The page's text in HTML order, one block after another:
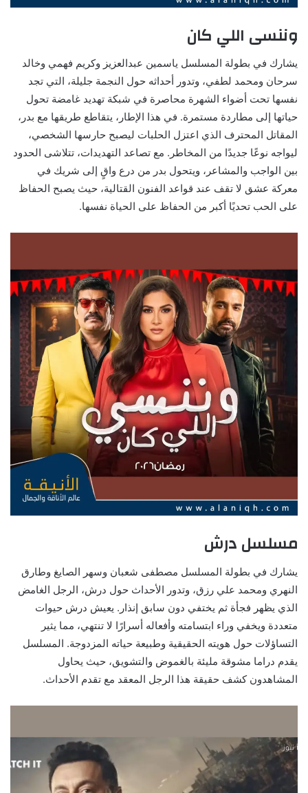
وننسى اللي كان
يشارك في بطولة المسلسل ياسمين عبدالعزيز وكريم فهمي وخالد
سرحان ومحمد لطفي، وتدور أحداثه حول النجمة جليلة، التي تجد
نفسها تحت أضواء الشهرة محاصرة في شبكة تهديد غامضة تحول
حياتها إلى مطاردة مستمرة. في هذا الإطار، يتقاطع طريقها مع بدر،
المقاتل المحترف الذي اعتزل الحلبات ليصبح حارسها الشخصي،
ليواجه نوعًا جديدًا من المخاطر. مع تصاعد التهديدات، تتلاشى الحدود
بين الواجب والمشاعر، ويتحول بدر من درع واقٍ إلى شريك في
معركة عشق لا تقف عند قواعد الفنون القتالية، حيث يصبح الحفاظ
على الحب تحديًا أكبر من الحفاظ على الحياة نفسها.
مسلسل درش
يشارك في بطولة المسلسل مصطفى شعبان وسهر الصايغ وطارق
النهري ومحمد علي رزق، وتدور الأحداث حول درش، الرجل الغامض
الذي يظهر فجأة ثم يختفي دون سابق إنذار. يعيش درش حيوات
متعددة ويخفي وراء ابتسامته وأفعاله أسرارًا لا تنتهي، مما يثير
التساؤلات حول هويته الحقيقية وطبيعة حياته المزدوجة. المسلسل
يقدم دراما مشوقة مليئة بالغموض والتشويق، حيث يحاول
المشاهدون كشف حقيقة هذا الرجل المعقد مع تقدم الأحداث.